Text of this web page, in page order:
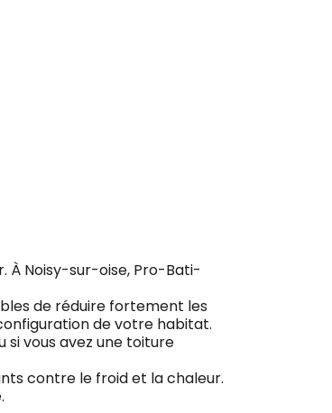
À Noisy-sur-oise, Pro-Bati-
de réduire fortement les
de votre habitat.
si vous avez une toiture
contre le froid et la chaleur.